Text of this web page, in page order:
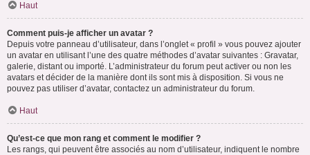
Haut
Comment puis-je afficher un avatar ?
Depuis votre panneau d’utilisateur, dans l’onglet « profil » vous pouvez ajouter
un avatar en utilisant l’une des quatre méthodes d’avatar suivantes : Gravatar,
galerie, distant ou importé. L’administrateur du forum peut activer ou non les
avatars et décider de la manière dont ils sont mis à disposition. Si vous ne
pouvez pas utiliser d’avatar, contactez un administrateur du forum.
Haut
Qu’est-ce que mon rang et comment le modifier ?
Les rangs, qui peuvent être associés au nom d’utilisateur, indiquent le nombre